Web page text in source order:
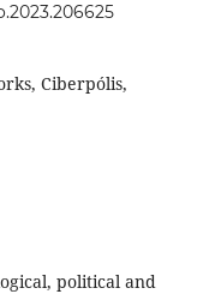
Ciberpólis,
political and